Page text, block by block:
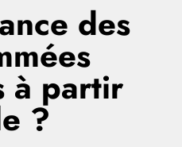
des
à partir
?